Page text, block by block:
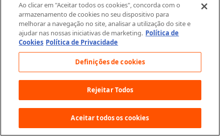
Autorizo o uso da minha imagem e informações para fins
publicitários e para receber comunicações por e-mails, WhatsApp e
SMS com novidades, lançamentos e promoções da Seara.*
Enviar
Ao clicar em "Aceitar todos os cookies", concorda com o
armazenamento de cookies no seu dispositivo para
melhorar a navegação no site, analisar a utilização do site e
ajudar nas nossas iniciativas de marketing. Política de
Cookies Política de Privacidade
Definições de cookies
Rejeitar Todos
Aceitar todos os cookies